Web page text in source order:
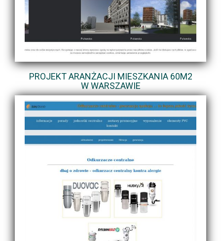
PROJEKT ARANŻACJI MIESZKANIA 60M2
W WARSZAWIE